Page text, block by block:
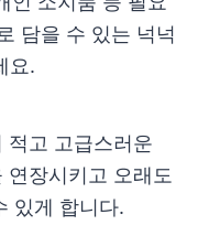
담을 수 있는 넉넉
요.
적고 고급스러운
장시키고 오래도
있게 합니다.